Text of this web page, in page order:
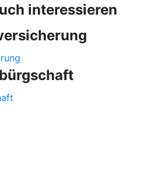
interessieren